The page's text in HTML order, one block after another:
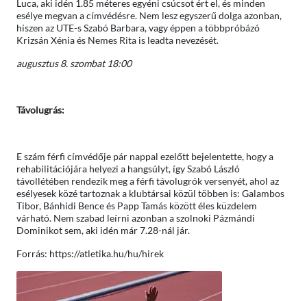
Luca, aki idén 1.85 méteres egyéni csúcsot ért el, és minden
esélye megvan a címvédésre. Nem lesz egyszerű dolga azonban,
hiszen az UTE-s Szabó Barbara, vagy éppen a többpróbázó
Krizsán Xénia és Nemes Rita is leadta nevezését.
augusztus 8. szombat 18:00
Távolugrás:
E szám férfi címvédője pár nappal ezelőtt bejelentette, hogy a
rehabilitációjára helyezi a hangsúlyt, így Szabó László
távollétében rendezik meg a férfi távolugrók versenyét, ahol az
esélyesek közé tartoznak a klubtársai közül többen is: Galambos
Tibor, Bánhidi Bence és Papp Tamás között éles küzdelem
várható. Nem szabad leírni azonban a szolnoki Pázmándi
Dominikot sem, aki idén már 7.28-nál jár.
Forrás: https://atletika.hu/hu/hirek